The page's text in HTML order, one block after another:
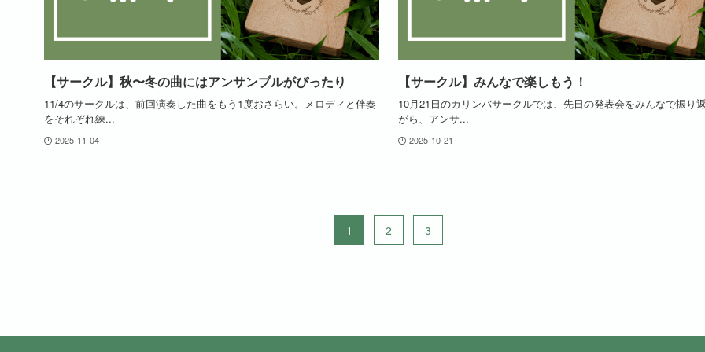
【サークル】秋〜冬の曲にはアンサンブルがぴったり
11/4のサークルは、前回演奏した曲をもう1度おさらい。メロディと伴奏
をそれぞれ練...
2025-11-04
【サークル】みんなで楽しもう！
10月21日のカリンバサークルでは、先日の発表会をみんなで振り
がら、アンサ...
2025-10-21
1 2 3